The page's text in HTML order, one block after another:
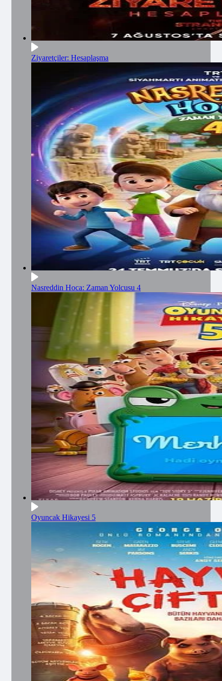
Ziyaretçiler: Hesaplaşma
Nasreddin Hoca: Zaman Yolcusu 4
Oyuncak Hikayesi 5